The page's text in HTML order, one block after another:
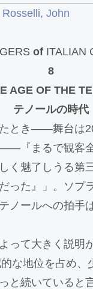
Rosselli, John
of ITALIAN
8
AGE OF THE
テノールの時代
とき――舞台は
『まるで観客
く魅了しうる第
った』」。ソプ
ノールへの拍手
って大きく説明
な地位を占め
と続いていると